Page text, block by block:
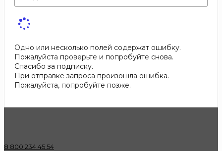
Одно или несколько полей содержат ошибку.
Пожалуйста проверьте и попробуйте снова.
Спасибо за подписку.
При отправке запроса произошла ошибка.
Пожалуйста, попробуйте позже.
8 800 234 45 54